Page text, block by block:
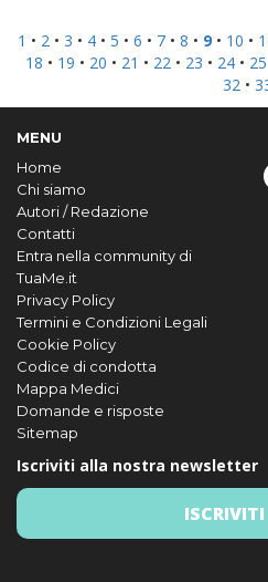
1 • 2• 3 • 4• 5 • 6 • 7• 8 • 9• 10 •
18 • 19 • 20 • 21 • 22 • 23 • 24 • 25
32•
MENU
Home
Chi siamo
Autori / Redazione
Contatti
Entra nella community di
TuaMe.it
Privacy Policy
Termini e Condizioni Legali
Cookie Policy
Codice di condotta
Mappa Medici
Domande e risposte
Sitemap
Iscriviti alla nostra newsletter
ISCRIVITI